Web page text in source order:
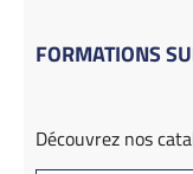
FORMATIONS
Découvrez nos